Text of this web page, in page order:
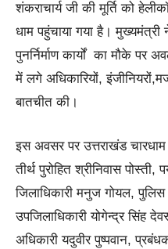
शंकराचार्य जी की मूर्ति को‌
धाम पहुंचाया गया है।
पुनर्निर्माण कार्यों का मौके पर
में लगे अधिकारियों,
बातचीत की।
इस अवसर पर उत्तराखंड
तीर्थ पुरोहित श्रीनिवास
जिलाधिकारी मनुज गोयल,
उपजिलाधिकारी योगेन्द्र सिंह
अधिकारी यदुवीर पुष्पवान,